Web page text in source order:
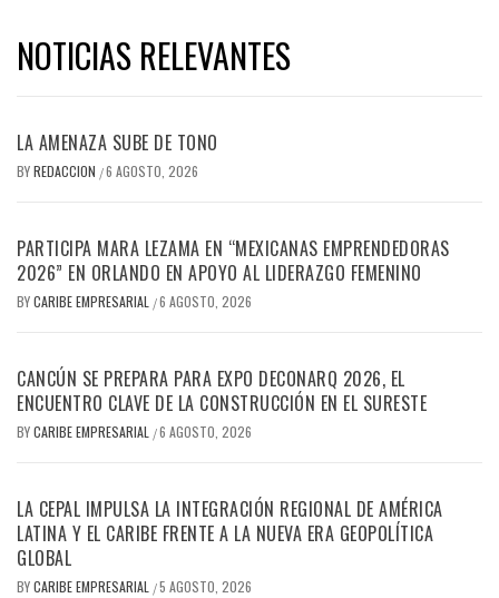
NOTICIAS RELEVANTES
LA AMENAZA SUBE DE TONO
BYREDACCION /6 AGOSTO, 2026
PARTICIPA MARA LEZAMA EN “MEXICANAS EMPRENDEDORAS
2026” EN ORLANDO EN APOYO AL LIDERAZGO FEMENINO
BYCARIBE EMPRESARIAL /6 AGOSTO, 2026
CANCÚN SE PREPARA PARA EXPO DECONARQ 2026, EL
ENCUENTRO CLAVE DE LA CONSTRUCCIÓN EN EL SURESTE
BYCARIBE EMPRESARIAL /6 AGOSTO, 2026
LA CEPAL IMPULSA LA INTEGRACIÓN REGIONAL DE AMÉRICA
LATINA Y EL CARIBE FRENTE A LA NUEVA ERA GEOPOLÍTICA
GLOBAL
BYCARIBE EMPRESARIAL /5 AGOSTO, 2026